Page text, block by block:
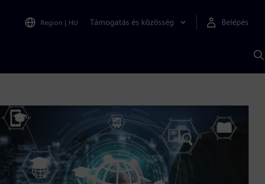
Region | HU Támogatás és közösség Belépés